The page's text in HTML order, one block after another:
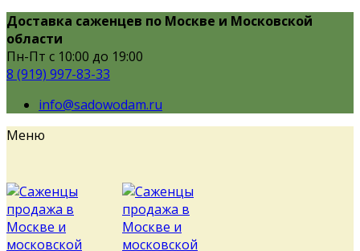
Доставка саженцев по Москве и Московской
области
Пн-Пт с 10:00 до 19:00
8 (919) 997-83-33
info@sadowodam.ru
Меню